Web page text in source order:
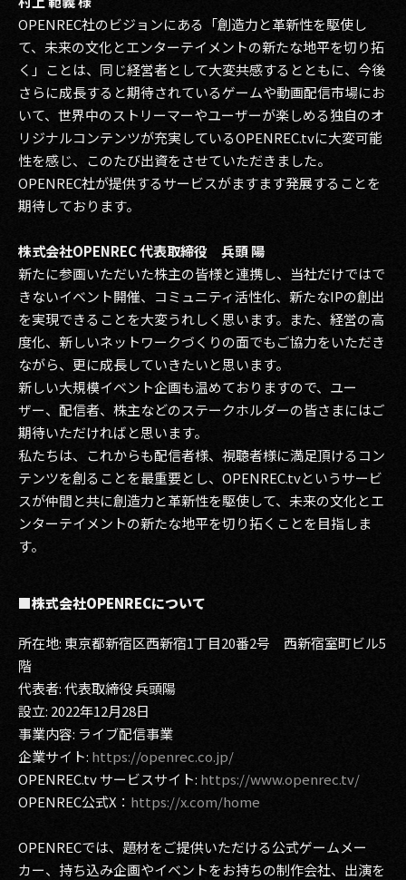
OPENREC社のビジョンにある「創造力と革新性を駆使し
て、未来の文化とエンターテイメントの新たな地平を切り拓
く」ことは、同じ経営者として大変共感するとともに、今後
さらに成長すると期待されているゲームや動画配信市場にお
いて、世界中のストリーマーやユーザーが楽しめる独自のオ
リジナルコンテンツが充実しているOPENREC.tvに大変可能
性を感じ、このたび出資をさせていただきました。
OPENREC社が提供するサービスがますます発展することを
期待しております。
株式会社OPENREC 代表取締役 兵頭 陽
新たに参画いただいた株主の皆様と連携し、当社だけではで
きないイベント開催、コミュニティ活性化、新たなIPの創出
を実現できることを大変うれしく思います。また、経営の高
度化、新しいネットワークづくりの面でもご協力をいただき
ながら、更に成長していきたいと思います。
新しい大規模イベント企画も温めておりますので、ユー
ザー、配信者、株主などのステークホルダーの皆さまにはご
期待いただければと思います。
私たちは、これからも配信者様、視聴者様に満足頂けるコン
テンツを創ることを最重要とし、OPENREC.tvというサービ
スが仲間と共に創造力と革新性を駆使して、未来の文化とエ
ンターテイメントの新たな地平を切り拓くことを目指しま
す。
■株式会社OPENRECについて
所在地: 東京都新宿区西新宿1丁目20番2号 西新宿室町ビル5
階
代表者: 代表取締役 兵頭陽
設立: 2022年12月28日
事業内容: ライブ配信事業
企業サイト: https://openrec.co.jp/
OPENREC.tv サービスサイト: https://www.openrec.tv/
OPENREC公式X： https://x.com/home
OPENRECでは、題材をご提供いただける公式ゲームメー
カー、持ち込み企画やイベントをお持ちの制作会社、出演を